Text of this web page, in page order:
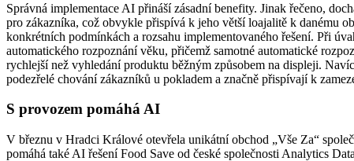
Správná implementace AI přináší zásadní benefity. Jinak řečeno,
pro zákazníka, což obvykle přispívá k jeho větší loajalitě k danému
konkrétních podmínkách a rozsahu implementovaného řešení. Při
automatického rozpoznání věku, přičemž samotné automatické
rychlejší než vyhledání produktu běžným způsobem na displeji.
podezřelé chování zákazníků u pokladem a značně přispívají k
S provozem pomáhá AI
V březnu v Hradci Králové otevřela unikátní obchod „Vše Za“
pomáhá také AI řešení Food Save od české společnosti Analytics